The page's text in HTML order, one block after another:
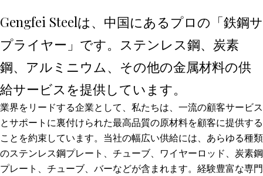
Gengfei Steelは、中国にあるプロの「鉄鋼サ
プライヤー」です。ステンレス鋼、炭素
鋼、アルミニウム、その他の金属材料の供
給サービスを提供しています。
業界をリードする企業として、私たちは、一流の顧客サービス
とサポートに裏付けられた最高品質の原材料を顧客に提供する
ことを約束しています。当社の幅広い供給には、あらゆる種類
のステンレス鋼プレート、チューブ、ワイヤーロッド、炭素鋼
プレート、チューブ、バーなどが含まれます。経験豊富な専門